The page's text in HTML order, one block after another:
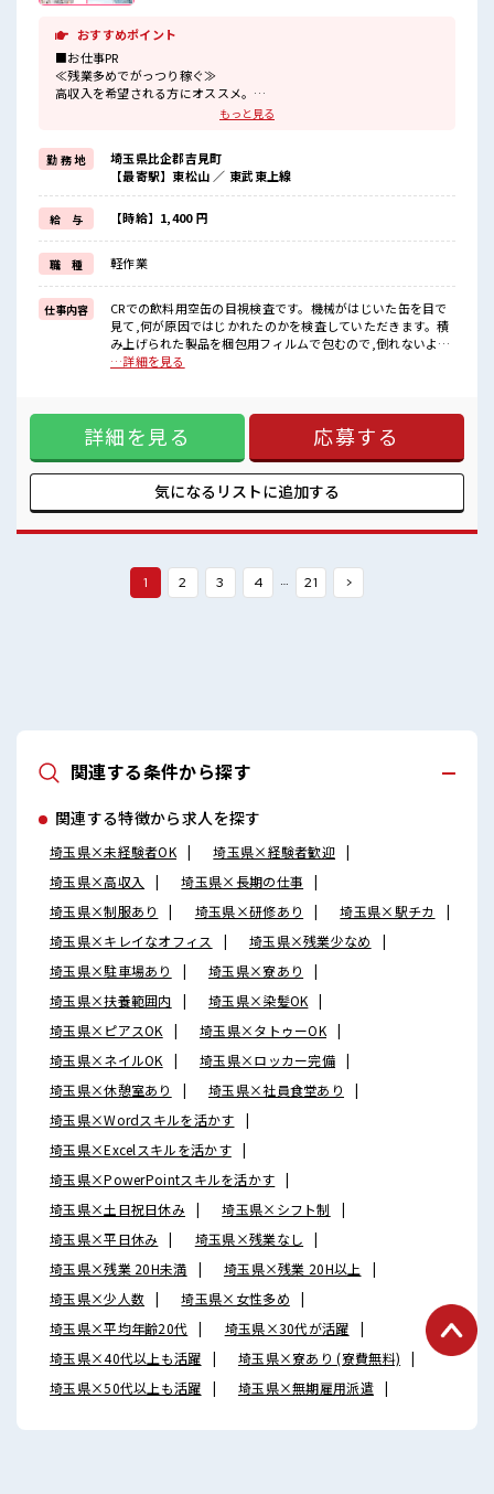
おすすめポイント
■お仕事PR
≪残業多めでがっつり稼ぐ≫
高収入を希望される方にオススメ。
残業は月20時間以上あります♪
制服があるので、
毎日の服装の悩み解消♪
≪初めての仕事だけど自分にもできそう≫
新しいことにチャレンジするのは不安だけど、
しっかり働く環境が整っています！
イチからスキルUP・ステップUP目指していきましょう！
≪収入アップを目指せる≫
高時給だらけの派遣のお仕事です！
■職場の雰囲気
休憩室完備でランチや休憩も充実しそう♪
ロッカーあり！
安心してお仕事に集中♪
もっと見る
勤 務 地
埼玉県比企郡吉見町
【最寄駅】東松山 ／ 東武東上線
給 与 【時給】1,400 円
職 種 軽作業
仕事内容
CRでの飲料用空缶の目視検査です。機械がはじいた缶を目で
見て,何が原因ではじかれたのかを検査していただきます。積
み上げられた製品を梱包用フィルムで包むので,倒れないよう
に管理をしたりします。毎日同じ業務をするわけではありま
ラク制服アリ≫ 制服があるので、 毎日の服装の悩み解消♪ ≪
初めての仕事だけど自分にもできそう≫ 新しいことにチャレ
ンジするのは不安だけど、 しっかり働く環境が整っていま
す！ イチからスキルUP・ステップUP目指していきましょ
う！ ≪収入アップを目指せる≫ 高時給だらけの派遣のお仕事
あるお仕事！
…詳細を見る
詳細を見る 応募する
気になるリストに追加する
1 2 3 4 … 21 >
関連する条件から探す
関連する特徴から求人を探す
埼玉県×未経験者OK
埼玉県×経験者歓迎
埼玉県×高収入
埼玉県×長期の仕事
埼玉県×制服あり
埼玉県×研修あり
埼玉県×駅チカ
埼玉県×キレイなオフィス
埼玉県×残業少なめ
埼玉県×駐車場あり
埼玉県×寮あり
埼玉県×扶養範囲内
埼玉県×染髪OK
埼玉県×ピアスOK
埼玉県×タトゥーOK
埼玉県×ネイルOK
埼玉県×ロッカー完備
埼玉県×休憩室あり
埼玉県×社員食堂あり
埼玉県×Wordスキルを活かす
埼玉県×Excelスキルを活かす
埼玉県×PowerPointスキルを活かす
埼玉県×土日祝日休み
埼玉県×シフト制
埼玉県×平日休み
埼玉県×残業なし
埼玉県×残業 20H未満
埼玉県×残業 20H以上
埼玉県×少人数
埼玉県×女性多め
埼玉県×平均年齢20代
埼玉県×30代が活躍
埼玉県×40代以上も活躍
埼玉県×寮あり (寮費無料)
埼玉県×50代以上も活躍
埼玉県×無期雇用派遣